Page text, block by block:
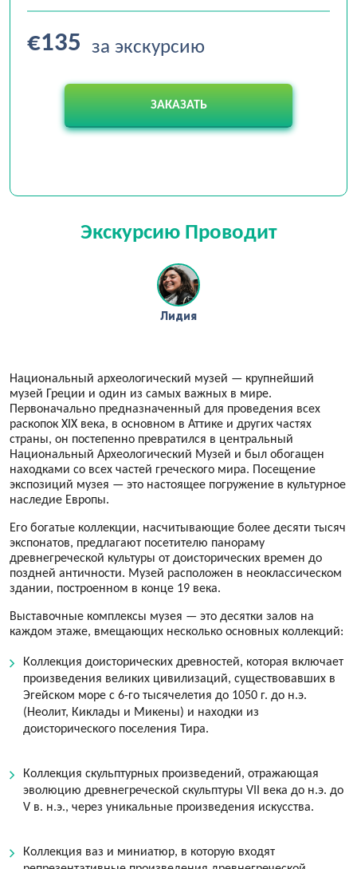
Национальный археологический музей — крупнейший
музей Греции и один из самых важных в мире.
Первоначально предназначенный для проведения всех
раскопок XIX века, в основном в Аттике и других частях
страны, он постепенно превратился в центральный
Национальный Археологический Музей и был обогащен
находками со всех частей греческого мира. Посещение
экспозиций музея — это настоящее погружение в культурное
наследие Европы.
Его богатые коллекции, насчитывающие более десяти тысяч
экспонатов, предлагают посетителю панораму
древнегреческой культуры от доисторических времен до
поздней античности. Музей расположен в неоклассическом
здании, построенном в конце 19 века.
Выставочные комплексы музея — это десятки залов на
каждом этаже, вмещающих несколько основных коллекций:
Коллекция доисторических древностей, которая включает
произведения великих цивилизаций, существовавших в
Эгейском море с 6-го тысячелетия до 1050 г. до н.э.
(Неолит, Киклады и Микены) и находки из
доисторического поселения Тира.
Коллекция скульптурных произведений, отражающая
эволюцию древнегреческой скульптуры VII века до н.э. до
V в. н.э., через уникальные произведения искусства.
Коллекция ваз и миниатюр, в которую входят
€135 за экскурсию
ЗАКАЗАТЬ
Экскурсию Проводит
Лидия